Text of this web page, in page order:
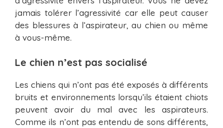
jamais tolérer l’agressivité car elle peut causer
des blessures à l’aspirateur, au chien ou même
à vous-même.
Le chien n’est pas socialisé
Les chiens qui n’ont pas été exposés à différents
bruits et environnements lorsqu’ils étaient chiots
peuvent avoir du mal avec les aspirateurs.
Comme ils n’ont pas entendu de sons différents,